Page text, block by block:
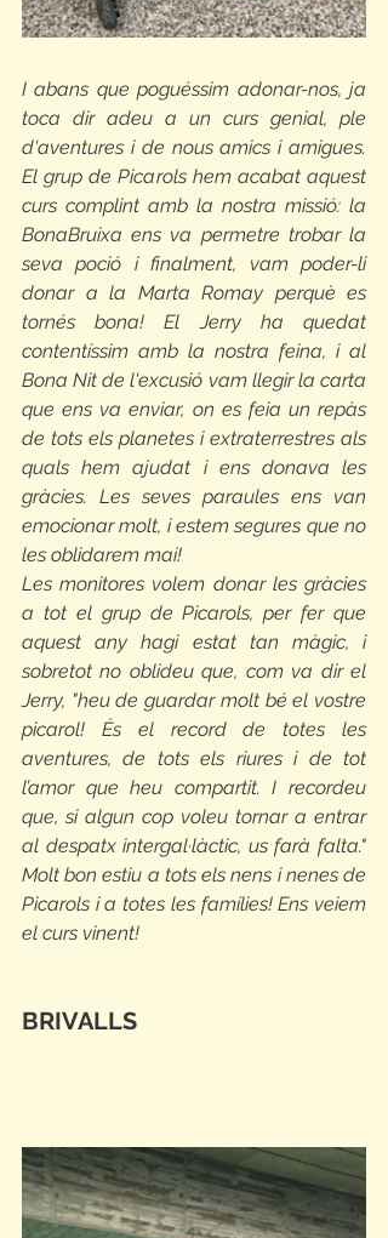
I abans que poguéssim adonar-nos, ja
toca dir adeu a un curs genial, ple
d'aventures i de nous amics i amigues.
El grup de Picarols hem acabat aquest
curs complint amb la nostra missió: la
BonaBruixa ens va permetre trobar la
seva poció i finalment, vam poder-li
donar a la Marta Romay perquè es
tornés bona! El Jerry ha quedat
contentíssim amb la nostra feina, i al
Bona Nit de l'excusió vam llegir la carta
que ens va enviar, on es feia un repàs
de tots els planetes i extraterrestres als
quals hem ajudat i ens donava les
gràcies. Les seves paraules ens van
emocionar molt, i estem segures que no
les oblidarem mai!
Les monitores volem donar les gràcies
a tot el grup de Picarols, per fer que
aquest any hagi estat tan màgic, i
sobretot no oblideu que, com va dir el
Jerry, "heu de guardar molt bé el vostre
picarol! És el record de totes les
aventures, de tots els riures i de tot
l’amor que heu compartit. I recordeu
que, si algun cop voleu tornar a entrar
al despatx intergal·làctic, us farà falta."
Molt bon estiu a tots els nens i nenes de
Picarols i a totes les famílies! Ens veiem
el curs vinent!
BRIVALLS